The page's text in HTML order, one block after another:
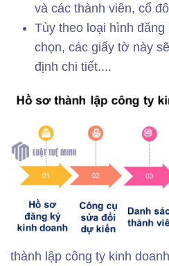
và các thành viên, cổ
Tùy theo loại hình
chọn, các giấy tờ này
định chi tiết....
thành lập công ty kinh